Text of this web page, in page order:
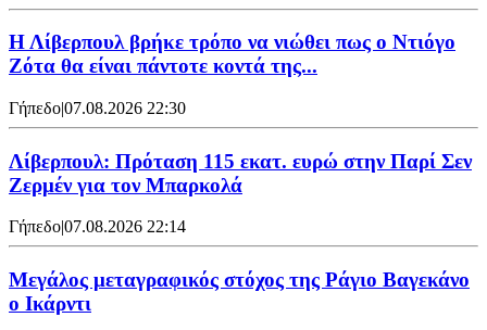
Η Λίβερπουλ βρήκε τρόπο να νιώθει πως ο Ντιόγο
Ζότα θα είναι πάντοτε κοντά της...
Γήπεδο|07.08.2026 22:30
Λίβερπουλ: Πρόταση 115 εκατ. ευρώ στην Παρί Σεν
Ζερμέν για τον Μπαρκολά
Γήπεδο|07.08.2026 22:14
Μεγάλος μεταγραφικός στόχος της Ράγιο Βαγεκάνο
ο Ικάρντι